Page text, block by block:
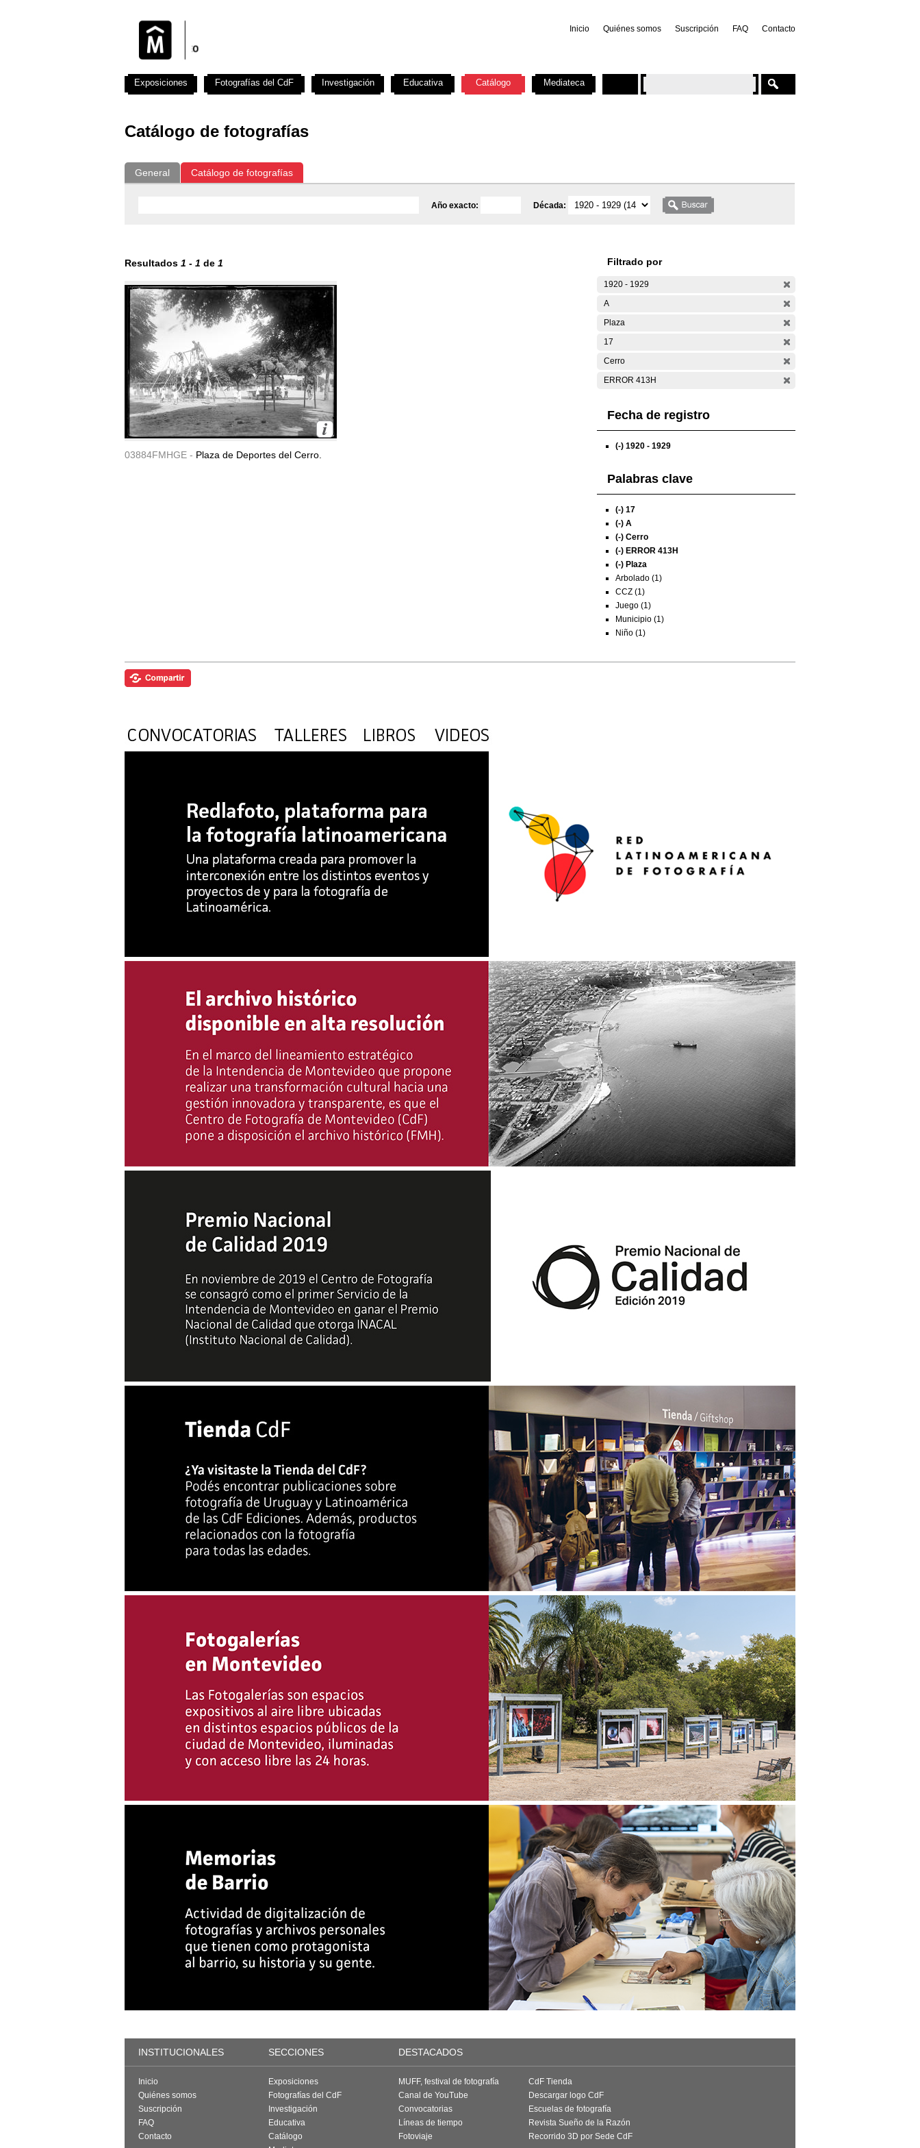
Inicio Quiénes somos Suscripción FAQ Contacto
Catálogo de fotografías
General Catálogo de fotografías
Año exacto: Década:
Resultados 1 - 1 de 1
03884FMHGE - Plaza de Deportes del Cerro.
Filtrado por
1920 - 1929
A
Plaza
17
Cerro
ERROR 413H
Fecha de registro
(-) 1920 - 1929
Palabras clave
(-) 17
(-) A
(-) Cerro
(-) ERROR 413H
(-) Plaza
Arbolado (1)
CCZ (1)
Juego (1)
Municipio (1)
Niño (1)
Exposiciones Fotografías del CdF Investigación Educativa Catálogo Mediateca
INSTITUCIONALES SECCIONES DESTACADOS
Inicio
Quiénes somos
Suscripción
FAQ
Contacto
Exposiciones
Fotografías del CdF
Investigación
Educativa
Catálogo
MUFF, festival de fotografía
Canal de YouTube
Convocatorias
Líneas de tiempo
Fotoviaje
CdF Tienda
Descargar logo CdF
Escuelas de fotografía
Revista Sueño de la Razón
Recorrido 3D por Sede CdF